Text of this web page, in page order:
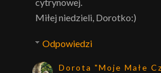
Miłej niedzieli, Dorotko:)
Odpowiedzi
Dorota "Moje Małe